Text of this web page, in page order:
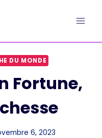
DU MONDE
Fortune,
6, 2023